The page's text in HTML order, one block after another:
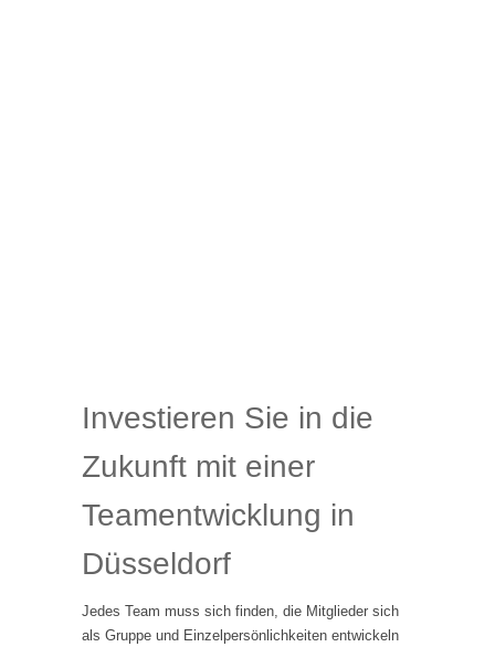
Investieren Sie in die
Zukunft mit einer
Teamentwicklung in
Düsseldorf
Jedes Team muss sich finden, die Mitglieder sich
als Gruppe und Einzelpersönlichkeiten entwickeln